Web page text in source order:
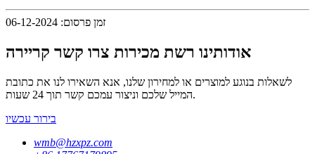
זמן פרסום: 06-12-2024
אודותינו רשת מכירות צרו קשר קריירה
לשאלות בנוגע למוצרים או למחירון שלנו, אנא השאירו לנו את כתובת
המייל שלכם וניצור עמכם קשר תוך 24 שעות.
בירור עכשיו
wmb@hzxpz.com